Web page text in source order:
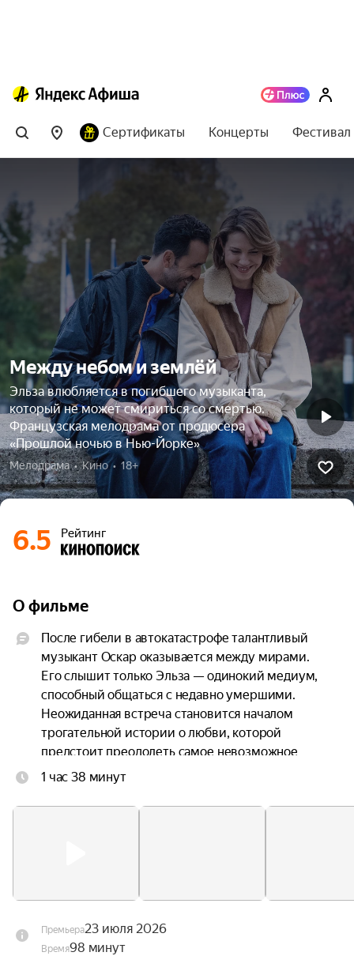
Сертификаты Концерты
Между небом и землёй
Эльза влюбляется в погибшего музыканта,
который не может смириться со смертью.
Французская мелодрама от продюсера
«Прошлой ночью в Нью-Йорке»
Мелодрама  •  Кино  •  18+
6.5 Рейтинг
О фильме
После гибели в автокатастрофе талантливый
музыкант Оскар оказывается между мирами.
Его слышит только Эльза — одинокий медиум,
способный общаться с недавно умершими.
Неожиданная встреча становится началом
трогательной истории о любви, которой
предстоит преодолеть самое невозможное
препятствие — границу между жизнью и
1 час 38 минут
Премьера23 июля 2026
Время98 минут